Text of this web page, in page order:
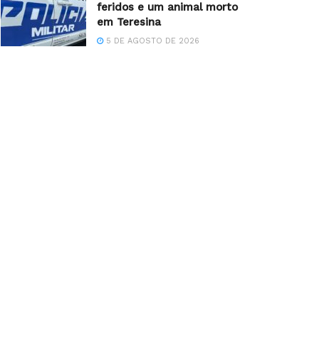
feridos e um animal morto
em Teresina
5 DE AGOSTO DE 2026